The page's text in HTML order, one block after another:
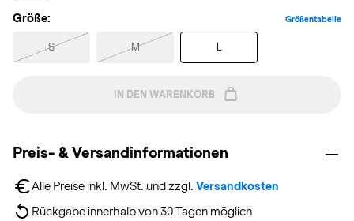
Größe: Größentabelle
S M L
IN DEN WARENKORB
Preis- & Versandinformationen
Alle Preise inkl. MwSt. und zzgl. Versandkosten
Rückgabe innerhalb von 30 Tagen möglich